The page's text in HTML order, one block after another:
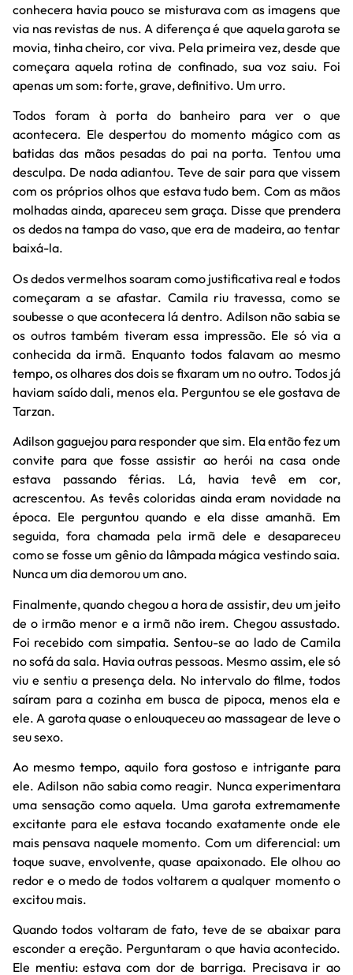
conhecera havia pouco se misturava com as imagens que
via nas revistas de nus. A diferença é que aquela garota se
movia, tinha cheiro, cor viva. Pela primeira vez, desde que
começara aquela rotina de confinado, sua voz saiu. Foi
apenas um som: forte, grave, definitivo. Um urro.
Todos foram à porta do banheiro para ver o que
acontecera. Ele despertou do momento mágico com as
batidas das mãos pesadas do pai na porta. Tentou uma
desculpa. De nada adiantou. Teve de sair para que vissem
com os próprios olhos que estava tudo bem. Com as mãos
molhadas ainda, apareceu sem graça. Disse que prendera
os dedos na tampa do vaso, que era de madeira, ao tentar
baixá-la.
Os dedos vermelhos soaram como justificativa real e todos
começaram a se afastar. Camila riu travessa, como se
soubesse o que acontecera lá dentro. Adilson não sabia se
os outros também tiveram essa impressão. Ele só via a
conhecida da irmã. Enquanto todos falavam ao mesmo
tempo, os olhares dos dois se fixaram um no outro. Todos já
haviam saído dali, menos ela. Perguntou se ele gostava de
Tarzan.
Adilson gaguejou para responder que sim. Ela então fez um
convite para que fosse assistir ao herói na casa onde
estava passando férias. Lá, havia tevê em cor,
acrescentou. As tevês coloridas ainda eram novidade na
época. Ele perguntou quando e ela disse amanhã. Em
seguida, fora chamada pela irmã dele e desapareceu
como se fosse um gênio da lâmpada mágica vestindo saia.
Nunca um dia demorou um ano.
Finalmente, quando chegou a hora de assistir, deu um jeito
de o irmão menor e a irmã não irem. Chegou assustado.
Foi recebido com simpatia. Sentou-se ao lado de Camila
no sofá da sala. Havia outras pessoas. Mesmo assim, ele só
viu e sentiu a presença dela. No intervalo do filme, todos
saíram para a cozinha em busca de pipoca, menos ela e
ele. A garota quase o enlouqueceu ao massagear de leve o
seu sexo.
Ao mesmo tempo, aquilo fora gostoso e intrigante para
ele. Adilson não sabia como reagir. Nunca experimentara
uma sensação como aquela. Uma garota extremamente
excitante para ele estava tocando exatamente onde ele
mais pensava naquele momento. Com um diferencial: um
toque suave, envolvente, quase apaixonado. Ele olhou ao
redor e o medo de todos voltarem a qualquer momento o
excitou mais.
Quando todos voltaram de fato, teve de se abaixar para
esconder a ereção. Perguntaram o que havia acontecido.
Ele mentiu: estava com dor de barriga. Precisava ir ao